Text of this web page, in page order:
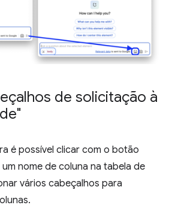
de solicitação à
é possível clicar com o botão
nome de coluna na tabela de
vários cabeçalhos para